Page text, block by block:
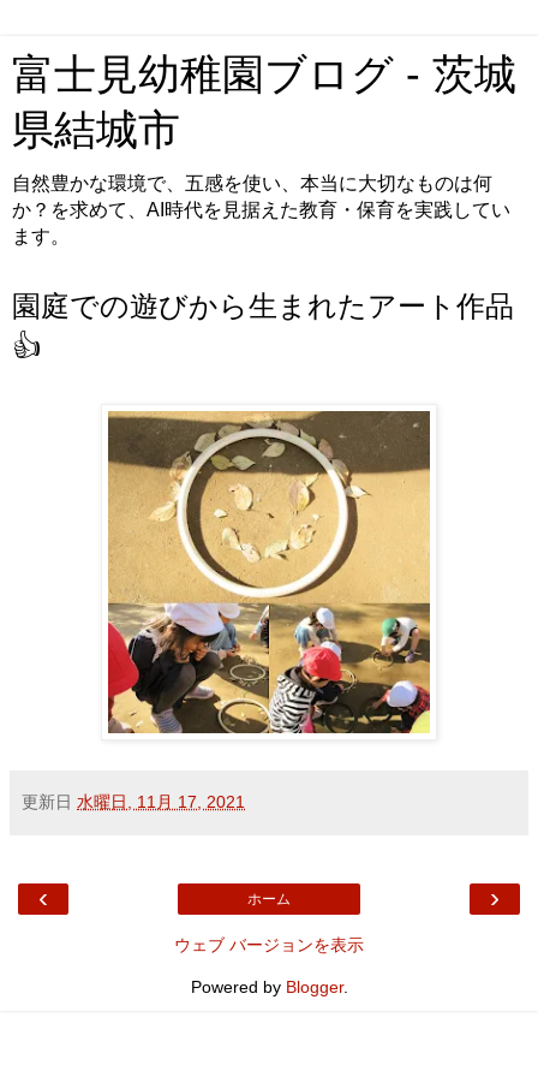
富士見幼稚園ブログ - 茨城
県結城市
自然豊かな環境で、五感を使い、本当に大切なものは何
か？を求めて、AI時代を見据えた教育・保育を実践してい
ます。
園庭での遊びから生まれたアート作品
👍
更新日 水曜日, 11月 17, 2021
‹ ›
ホーム
ウェブ バージョンを表示
Powered by Blogger.